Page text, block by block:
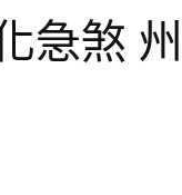
急煞